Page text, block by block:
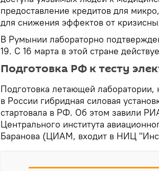
предоставление кредитов для
для снижения эффектов от
В Румынии лабораторно
19. C 16 марта в этой стране
Подготовка РФ к тесту
Подготовка летающей лаборатории,
в России гибридная силовая
стартовала в РФ. Об этом завили
Центрального института
Баранова (ЦИАМ, входит в НИЦ